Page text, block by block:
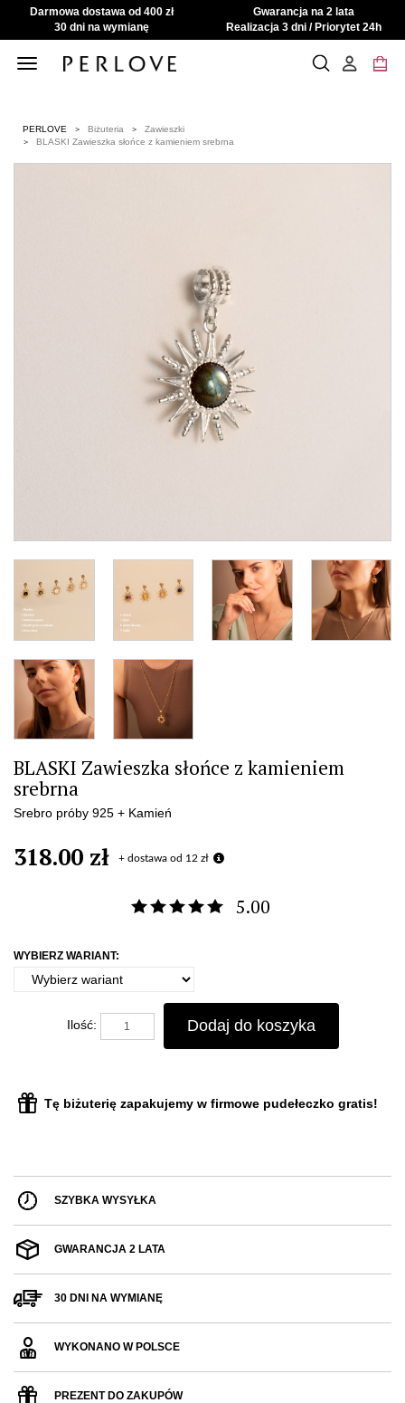
Darmowa dostawa od 400 zł
Gwarancja na 2 lata
30 dni na wymianę
Realizacja 3 dni / Priorytet 24h
Toggle
PERLOVE Biżuteria
Zawieszki
BLASKI Zawieszka słońce z kamieniem srebrna
BLASKI Zawieszka słońce z kamieniem
srebrna
Srebro próby 925 + Kamień
318.00 zł + dostawa od 12 zł
5.00
WYBIERZ WARIANT:
Ilość: Dodaj do koszyka
Tę biżuterię zapakujemy w firmowe pudełeczko gratis!
SZYBKA WYSYŁKA
GWARANCJA 2 LATA
30 DNI NA WYMIANĘ
WYKONANO W POLSCE
PREZENT DO ZAKUPÓW